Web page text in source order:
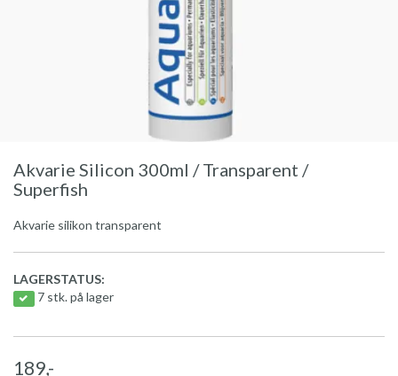
Akvarie Silicon 300ml / Transparent /
Superfish
Akvarie silikon transparent
LAGERSTATUS:
7 stk. på lager
189,-